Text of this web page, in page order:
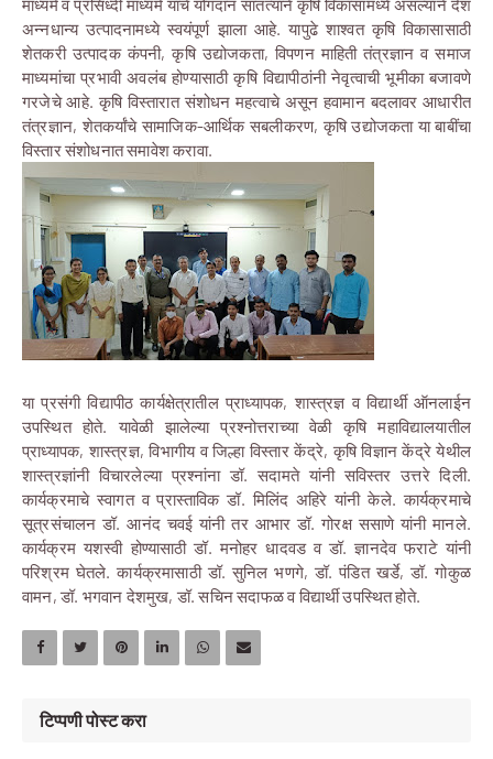
माध्यमे व प्रसिध्दी माध्यमे यांचे योगदान सातत्याने कृषि विकासामध्ये असल्याने देश
अन्नधान्य उत्पादनामध्ये स्वयंपूर्ण झाला आहे. यापुढे शाश्वत कृषि विकासासाठी
शेतकरी उत्पादक कंपनी, कृषि उद्योजकता, विपणन माहिती तंत्रज्ञान व समाज
माध्यमांचा प्रभावी अवलंब होण्यासाठी कृषि विद्यापीठांनी नेवृत्वाची भूमीका बजावणे
गरजेचे आहे. कृषि विस्तारात संशोधन महत्वाचे असून हवामान बदलावर आधारीत
तंत्रज्ञान, शेतकर्यांचे सामाजिक-आर्थिक सबलीकरण, कृषि उद्योजकता या बाबींचा
विस्तार संशोधनात समावेश करावा.
या प्रसंगी विद्यापीठ कार्यक्षेत्रातील प्राध्यापक, शास्त्रज्ञ व विद्यार्थी ऑनलाईन
उपस्थित होते. यावेळी झालेल्या प्रश्नोत्तराच्या वेळी कृषि महाविद्यालयातील
प्राध्यापक, शास्त्रज्ञ, विभागीय व जिल्हा विस्तार केंद्रे, कृषि विज्ञान केंद्रे येथील
शास्त्रज्ञांनी विचारलेल्या प्रश्नांना डॉ. सदामते यांनी सविस्तर उत्तरे दिली.
कार्यक्रमाचे स्वागत व प्रास्ताविक डॉ. मिलिंद अहिरे यांनी केले. कार्यक्रमाचे
सूत्रसंचालन डॉ. आनंद चवई यांनी तर आभार डॉ. गोरक्ष ससाणे यांनी मानले.
कार्यक्रम यशस्वी होण्यासाठी डॉ. मनोहर धादवड व डॉ. ज्ञानदेव फराटे यांनी
परिश्रम घेतले. कार्यक्रमासाठी डॉ. सुनिल भणगे, डॉ. पंडित खर्डे, डॉ. गोकुळ
वामन, डॉ. भगवान देशमुख, डॉ. सचिन सदाफळ व विद्यार्थी उपस्थित होते.
टिप्पणी पोस्ट करा